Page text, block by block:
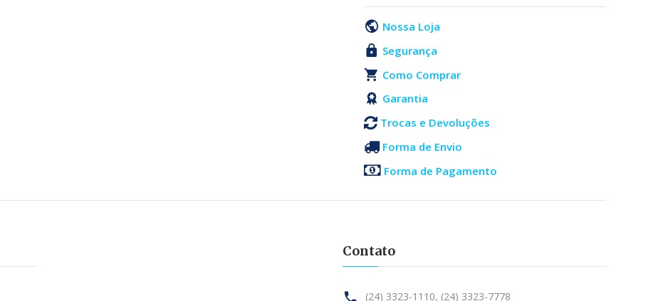
Nossa Loja
Segurança
Como Comprar
Garantia
Trocas e Devoluções
Forma de Envio
Forma de Pagamento
Contato
(24) 3323-1110, (24) 3323-7778